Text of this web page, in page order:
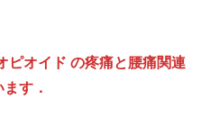
ピオイド の疼痛と腰痛関連
す．